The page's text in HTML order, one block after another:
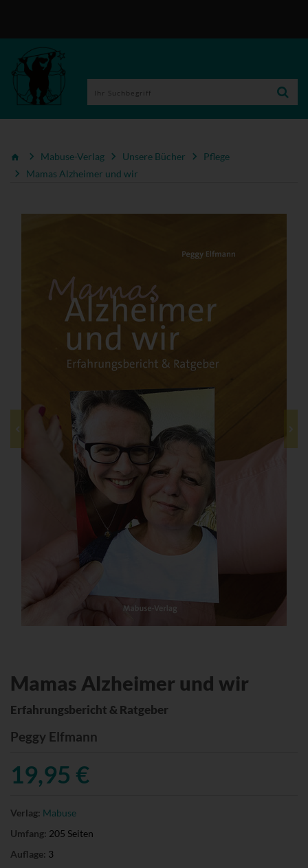
Mabuse-Verlag Unsere Bücher
Pflege
Mamas Alzheimer und wir
Mamas Alzheimer und wir
Erfahrungsbericht & Ratgeber
Peggy Elfmann
19,95 €
Verlag: Mabuse
Umfang: 205 Seiten
Auflage: 3